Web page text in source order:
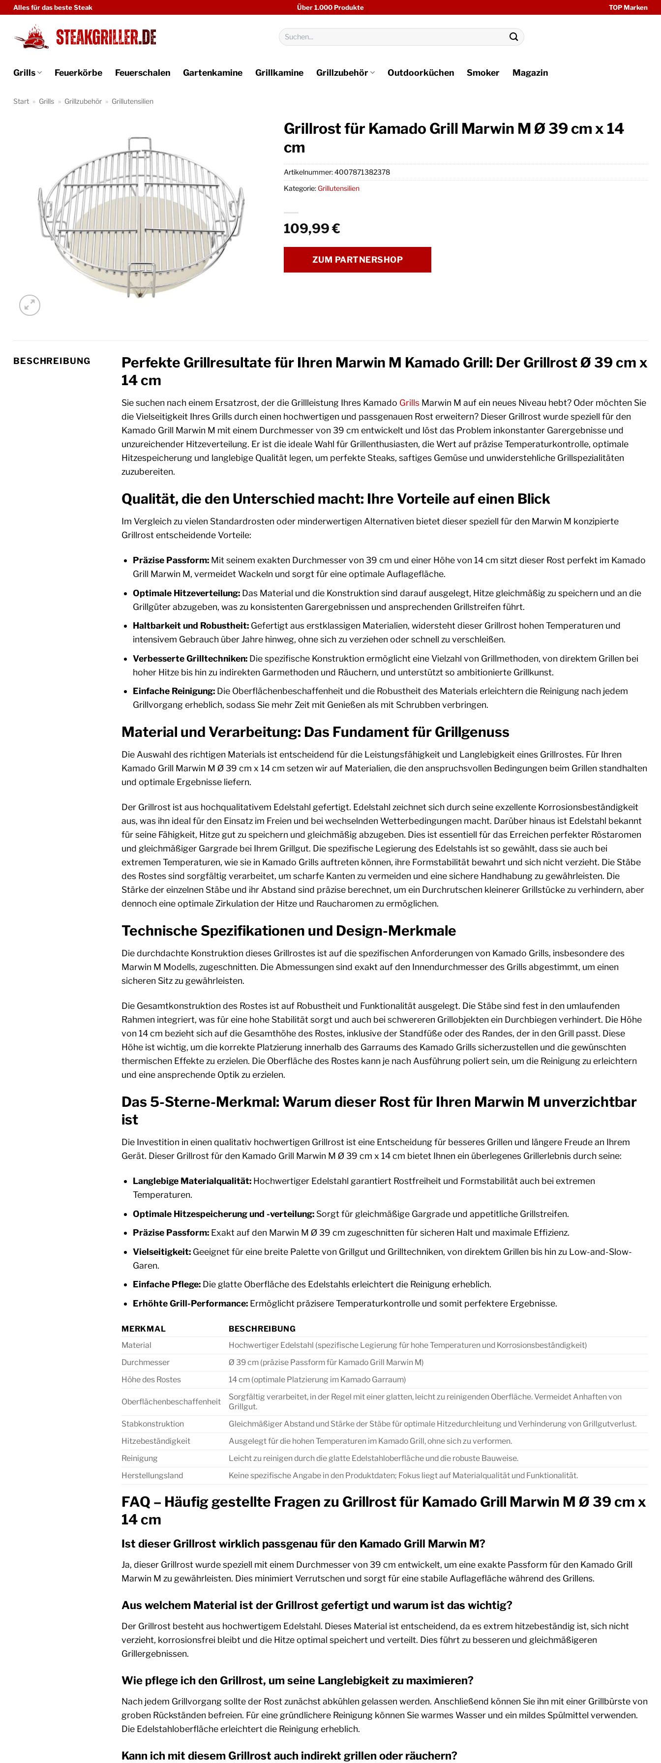
Zum
springen
Alles für das beste Steak Über 1.000 Produkte TOP Marken
Suchen
nach:
Grills Feuerkörbe Feuerschalen Gartenkamine Grillkamine Grillzubehör Outdoorküchen Smoker Magazin
Start » Grills » Grillzubehör » Grillutensilien
Grillrost für Kamado Grill Marwin M Ø 39 cm x 14
cm
109,99€
ZUM PARTNERSHOP
Artikelnummer:4007871382378
Kategorie: Grillutensilien
BESCHREIBUNG
Perfekte Grillresultate für Ihren Marwin M Kamado Grill: Der Grillrost Ø 39 cm x
14 cm
Sie suchen nach einem Ersatzrost, der die Grillleistung Ihres Kamado Grills Marwin M auf ein neues Niveau hebt? Oder möchten Sie
die Vielseitigkeit Ihres Grills durch einen hochwertigen und passgenauen Rost erweitern? Dieser Grillrost wurde speziell für den
Kamado Grill Marwin M mit einem Durchmesser von 39 cm entwickelt und löst das Problem inkonstanter Garergebnisse und
unzureichender Hitzeverteilung. Er ist die ideale Wahl für Grillenthusiasten, die Wert auf präzise Temperaturkontrolle, optimale
Hitzespeicherung und langlebige Qualität legen, um perfekte Steaks, saftiges Gemüse und unwiderstehliche Grillspezialitäten
zuzubereiten.
Qualität, die den Unterschied macht: Ihre Vorteile auf einen Blick
Im Vergleich zu vielen Standardrosten oder minderwertigen Alternativen bietet dieser speziell für den Marwin M konzipierte
Grillrost entscheidende Vorteile:
Präzise Passform:Mit seinem exakten Durchmesser von 39 cm und einer Höhe von 14 cm sitzt dieser Rost perfekt im Kamado
Grill Marwin M, vermeidet Wackeln und sorgt für eine optimale Auflagefläche.
Optimale Hitzeverteilung:Das Material und die Konstruktion sind darauf ausgelegt, Hitze gleichmäßig zu speichern und an die
Grillgüter abzugeben, was zu konsistenten Garergebnissen und ansprechenden Grillstreifen führt.
Haltbarkeit und Robustheit:Gefertigt aus erstklassigen Materialien, widersteht dieser Grillrost hohen Temperaturen und
intensivem Gebrauch über Jahre hinweg, ohne sich zu verziehen oder schnell zu verschleißen.
Verbesserte Grilltechniken:Die spezifische Konstruktion ermöglicht eine Vielzahl von Grillmethoden, von direktem Grillen bei
hoher Hitze bis hin zu indirekten Garmethoden und Räuchern, und unterstützt so ambitionierte Grillkunst.
Einfache Reinigung:Die Oberflächenbeschaffenheit und die Robustheit des Materials erleichtern die Reinigung nach jedem
Grillvorgang erheblich, sodass Sie mehr Zeit mit Genießen als mit Schrubben verbringen.
Material und Verarbeitung: Das Fundament für Grillgenuss
Die Auswahl des richtigen Materials ist entscheidend für die Leistungsfähigkeit und Langlebigkeit eines Grillrostes. Für Ihren
Kamado Grill Marwin M Ø 39 cm x 14 cm setzen wir auf Materialien, die den anspruchsvollen Bedingungen beim Grillen standhalten
und optimale Ergebnisse liefern.
Der Grillrost ist aus hochqualitativem Edelstahl gefertigt. Edelstahl zeichnet sich durch seine exzellente Korrosionsbeständigkeit
aus, was ihn ideal für den Einsatz im Freien und bei wechselnden Wetterbedingungen macht. Darüber hinaus ist Edelstahl bekannt
für seine Fähigkeit, Hitze gut zu speichern und gleichmäßig abzugeben. Dies ist essentiell für das Erreichen perfekter Röstaromen
und gleichmäßiger Gargrade bei Ihrem Grillgut. Die spezifische Legierung des Edelstahls ist so gewählt, dass sie auch bei
extremen Temperaturen, wie sie in Kamado Grills auftreten können, ihre Formstabilität bewahrt und sich nicht verzieht. Die Stäbe
des Rostes sind sorgfältig verarbeitet, um scharfe Kanten zu vermeiden und eine sichere Handhabung zu gewährleisten. Die
Stärke der einzelnen Stäbe und ihr Abstand sind präzise berechnet, um ein Durchrutschen kleinerer Grillstücke zu verhindern, aber
dennoch eine optimale Zirkulation der Hitze und Raucharomen zu ermöglichen.
Technische Spezifikationen und Design-Merkmale
Die durchdachte Konstruktion dieses Grillrostes ist auf die spezifischen Anforderungen von Kamado Grills, insbesondere des
Marwin M Modells, zugeschnitten. Die Abmessungen sind exakt auf den Innendurchmesser des Grills abgestimmt, um einen
sicheren Sitz zu gewährleisten.
Die Gesamtkonstruktion des Rostes ist auf Robustheit und Funktionalität ausgelegt. Die Stäbe sind fest in den umlaufenden
Rahmen integriert, was für eine hohe Stabilität sorgt und auch bei schwereren Grillobjekten ein Durchbiegen verhindert. Die Höhe
von 14 cm bezieht sich auf die Gesamthöhe des Rostes, inklusive der Standfüße oder des Randes, der in den Grill passt. Diese
Höhe ist wichtig, um die korrekte Platzierung innerhalb des Garraums des Kamado Grills sicherzustellen und die gewünschten
thermischen Effekte zu erzielen. Die Oberfläche des Rostes kann je nach Ausführung poliert sein, um die Reinigung zu erleichtern
und eine ansprechende Optik zu erzielen.
Das 5-Sterne-Merkmal: Warum dieser Rost für Ihren Marwin M unverzichtbar
ist
Die Investition in einen qualitativ hochwertigen Grillrost ist eine Entscheidung für besseres Grillen und längere Freude an Ihrem
Gerät. Dieser Grillrost für den Kamado Grill Marwin M Ø 39 cm x 14 cm bietet Ihnen ein überlegenes Grillerlebnis durch seine:
Langlebige Materialqualität:Hochwertiger Edelstahl garantiert Rostfreiheit und Formstabilität auch bei extremen
Temperaturen.
Optimale Hitzespeicherung und -verteilung:Sorgt für gleichmäßige Gargrade und appetitliche Grillstreifen.
Präzise Passform:Exakt auf den Marwin M Ø 39 cm zugeschnitten für sicheren Halt und maximale Effizienz.
Vielseitigkeit:Geeignet für eine breite Palette von Grillgut und Grilltechniken, von direktem Grillen bis hin zu Low-and-Slow-
Garen.
Einfache Pflege:Die glatte Oberfläche des Edelstahls erleichtert die Reinigung erheblich.
Erhöhte Grill-Performance:Ermöglicht präzisere Temperaturkontrolle und somit perfektere Ergebnisse.
MERKMAL
BESCHREIBUNG
Material
Hochwertiger Edelstahl (spezifische Legierung für hohe Temperaturen und Korrosionsbeständigkeit)
Durchmesser
Ø 39 cm (präzise Passform für Kamado Grill Marwin M)
Höhe des Rostes
14 cm (optimale Platzierung im Kamado Garraum)
Oberflächenbeschaffenheit
Sorgfältig verarbeitet, in der Regel mit einer glatten, leicht zu reinigenden Oberfläche. Vermeidet Anhaften von
Grillgut.
Stabkonstruktion
Gleichmäßiger Abstand und Stärke der Stäbe für optimale Hitzedurchleitung und Verhinderung von Grillgutverlust.
Hitzebeständigkeit
Ausgelegt für die hohen Temperaturen im Kamado Grill, ohne sich zu verformen.
Reinigung
Leicht zu reinigen durch die glatte Edelstahloberfläche und die robuste Bauweise.
Herstellungsland
Keine spezifische Angabe in den Produktdaten; Fokus liegt auf Materialqualität und Funktionalität.
FAQ – Häufig gestellte Fragen zu Grillrost für Kamado Grill Marwin M Ø 39 cm x
14 cm
Ist dieser Grillrost wirklich passgenau für den Kamado Grill Marwin M?
Ja, dieser Grillrost wurde speziell mit einem Durchmesser von 39 cm entwickelt, um eine exakte Passform für den Kamado Grill
Marwin M zu gewährleisten. Dies minimiert Verrutschen und sorgt für eine stabile Auflagefläche während des Grillens.
Aus welchem Material ist der Grillrost gefertigt und warum ist das wichtig?
Der Grillrost besteht aus hochwertigem Edelstahl. Dieses Material ist entscheidend, da es extrem hitzebeständig ist, sich nicht
verzieht, korrosionsfrei bleibt und die Hitze optimal speichert und verteilt. Dies führt zu besseren und gleichmäßigeren
Grillergebnissen.
Wie pflege ich den Grillrost, um seine Langlebigkeit zu maximieren?
Nach jedem Grillvorgang sollte der Rost zunächst abkühlen gelassen werden. Anschließend können Sie ihn mit einer Grillbürste von
groben Rückständen befreien. Für eine gründlichere Reinigung können Sie warmes Wasser und ein mildes Spülmittel verwenden.
Die Edelstahloberfläche erleichtert die Reinigung erheblich.
Kann ich mit diesem Grillrost auch indirekt grillen oder räuchern?